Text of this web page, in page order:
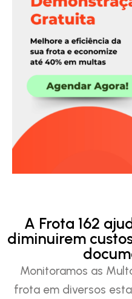
A Frota 162
diminuirem
Monitoramos as
frota em diversos